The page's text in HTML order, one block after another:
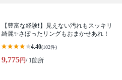
【豊富な経験❗️】見えない汚れもスッキリ
綺麗✨さぼったリングもおまかせあれ！
4.40(102件)
9,775円/ 1箇所